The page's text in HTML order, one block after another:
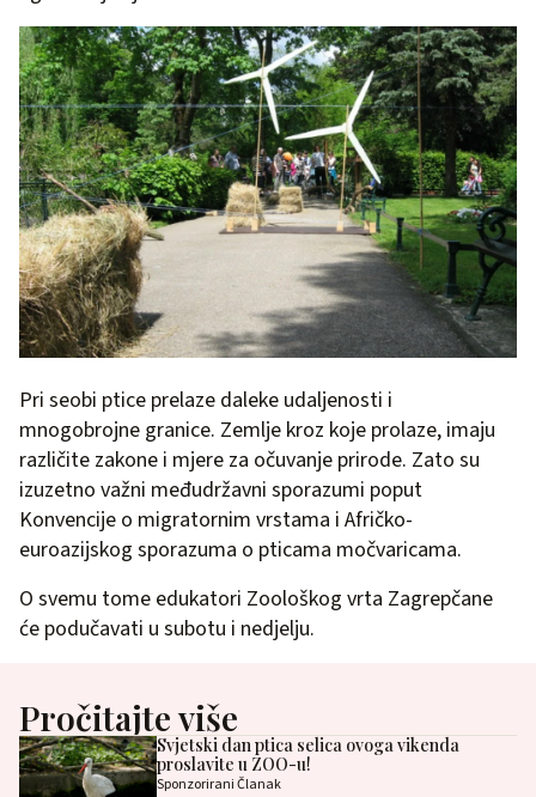
Pri seobi ptice prelaze daleke udaljenosti i
mnogobrojne granice. Zemlje kroz koje prolaze, imaju
različite zakone i mjere za očuvanje prirode. Zato su
izuzetno važni međudržavni sporazumi poput
Konvencije o migratornim vrstama i Afričko-
euroazijskog sporazuma o pticama močvaricama.
O svemu tome edukatori Zoološkog vrta Zagrepčane
će podučavati u subotu i nedjelju.
Pročitajte više
Svjetski dan ptica selica ovoga vikenda
proslavite u ZOO-u!
Sponzorirani Članak